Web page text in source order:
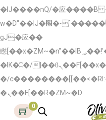
�IJ����nQ/�应����B
w�D"��IJ�׭�-`������S��9�Dr�ji��EJ߅��
gJ�应��
矁[��x�ZM~�n"��IB؃��!'����Тѕ��+��(m�
�IK�ʭ�/|��ϐܢ��F[��x�ZMz�G�� %嬩
�/
�ܢ��F[��R�ZM~�D
0